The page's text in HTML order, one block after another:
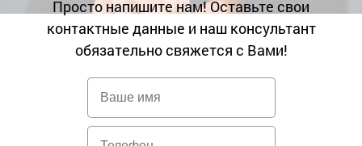
Просто напишите нам! Оставьте свои
контактные данные и наш консультант
обязательно свяжется с Вами!